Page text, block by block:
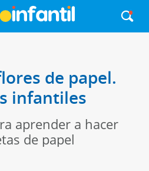
de papel.
infantiles
aprender a hacer
de papel